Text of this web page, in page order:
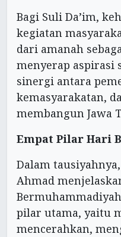
Bagi Suli Da’im,
kegiatan
dari amanah
menyerap aspirasi
sinergi antara
kemasyarakatan,
membangun Jawa
Empat Pilar Hari
Dalam
Ahmad
pilar utama, yaitu
mencerahkan,